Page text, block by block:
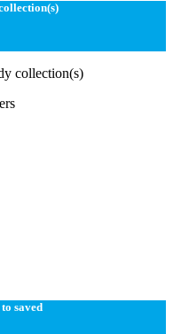
collection(s)
saved